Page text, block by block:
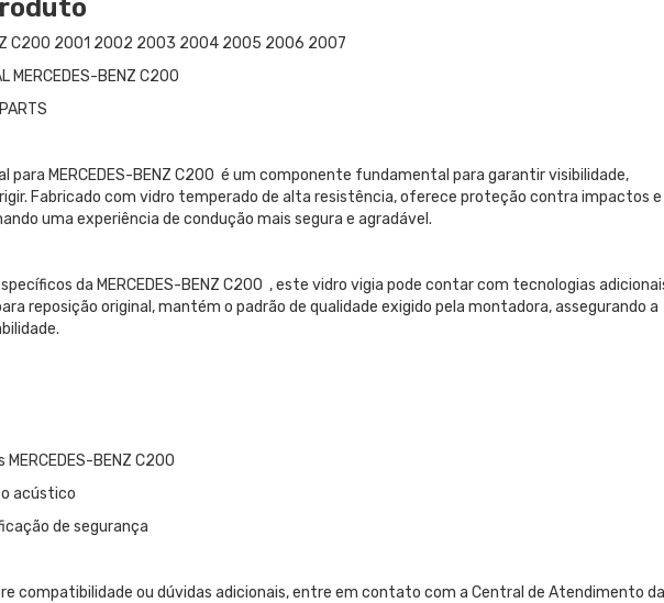
C200 2001 2002 2003 2004 2005 2006 2007
MERCEDES-BENZ C200
para MERCEDES-BENZ C200 é um componente fundamental para garantir visibilidade,
Fabricado com vidro temperado de alta resistência, oferece proteção contra impactos e
uma experiência de condução mais segura e agradável.
da MERCEDES-BENZ C200 , este vidro vigia pode contar com tecnologias
reposição original, mantém o padrão de qualidade exigido pela montadora, assegurando a
BENZ C200
acústico
de segurança
compatibilidade ou dúvidas adicionais, entre em contato com a Central de Atendimento da